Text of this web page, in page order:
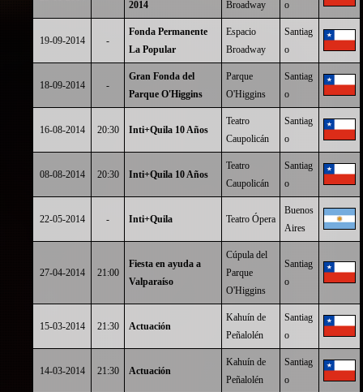
2014
Broadway
o
19-09-2014 -
Fonda Permanente
La Popular
Espacio
Broadway
Santiag
o
18-09-2014 -
Gran Fonda del
Parque O'Higgins
Parque
O'Higgins
Santiag
o
16-08-2014 20:30 Inti+Quila 10 Años
Teatro
Caupolicán
Santiag
o
08-08-2014 20:30 Inti+Quila 10 Años
Teatro
Caupolicán
Santiag
o
22-05-2014 - Inti+Quila Teatro Ópera
Buenos
Aires
27-04-2014 21:00
Fiesta en ayuda a
Valparaíso
Cúpula del
Parque
O'Higgins
Santiag
o
15-03-2014 21:30 Actuación
Kahuín de
Peñalolén
Santiag
o
14-03-2014 21:30 Actuación
Kahuín de
Peñalolén
Santiag
o